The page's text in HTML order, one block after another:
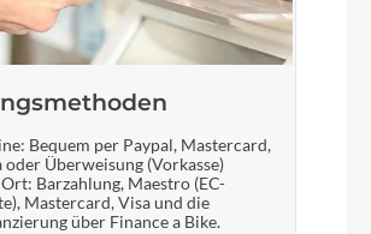
Bequem per Paypal, Mastercard,
oder Überweisung (Vorkasse)
Barzahlung, Maestro (EC-
Mastercard, Visa und die
über Finance a Bike.